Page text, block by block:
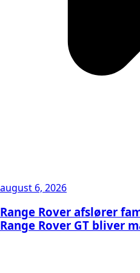
august 6, 2026
Range Rover afslører
Range Rover GT bliver